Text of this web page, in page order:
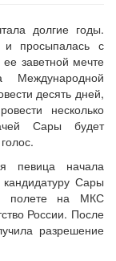
долгие годы.
и просыпалась с
заветной мечте
десять дней,
несколько
Сары будет
певица начала
Сары
полете на МКС
России. После
разрешение